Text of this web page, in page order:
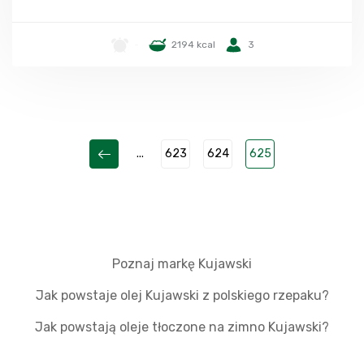
2194 kcal 3
... 623 624 625
Poznaj markę Kujawski
Jak powstaje olej Kujawski z polskiego rzepaku?
Jak powstają oleje tłoczone na zimno Kujawski?